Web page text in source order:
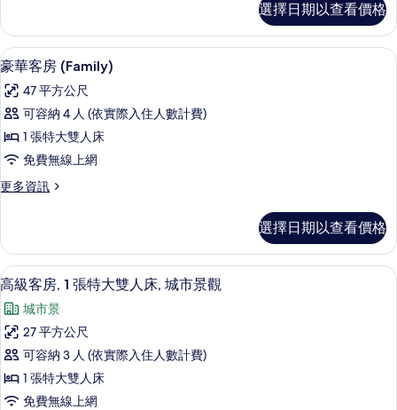
特
大
雙
人
床
的
所
有
客
房,
1
特
大
人
床
詳
選擇日期以查看價格
顯
示
豪
華
客
(Family)
所
有
相
片
豪華客房 (Family) | 客房內保險箱、
6
豪華客房 (Family)
47 平方公尺
可容納 4 人 (依實際入住人數計費)
1 張特大雙人床
免費無線上網
更多資訊
更
客
房
(Family)
詳
情
選擇日期以查看價格
顯
示
高
級
客
房,
客房內保險箱、書桌、遮光布/窗簾、
6
高級客房, 1 張特大雙人床, 城市景觀
城市景
27 平方公尺
可容納 3 人 (依實際入住人數計費)
1 張特大雙人床
免費無線上網